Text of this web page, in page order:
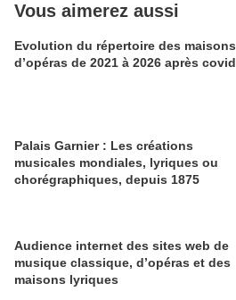
Vous aimerez aussi
Evolution du répertoire des maisons
d’opéras de 2021 à 2026 après covid
Palais Garnier : Les créations
musicales mondiales, lyriques ou
chorégraphiques, depuis 1875
Audience internet des sites web de
musique classique, d’opéras et des
maisons lyriques